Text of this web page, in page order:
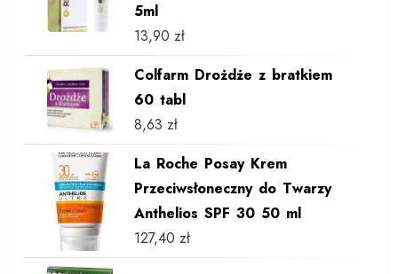
5ml
13,90 zł
Colfarm Drożdże z bratkiem
60 tabl
8,63 zł
La Roche Posay Krem
Przeciwsłoneczny do Twarzy
Anthelios SPF 30 50 ml
127,40 zł